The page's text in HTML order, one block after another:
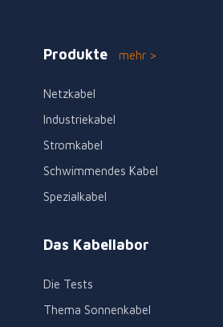
Produkte mehr >
Netzkabel
Industriekabel
Stromkabel
Schwimmendes Kabel
Spezialkabel
Das Kabellabor
Die Tests
Thema Sonnenkabel